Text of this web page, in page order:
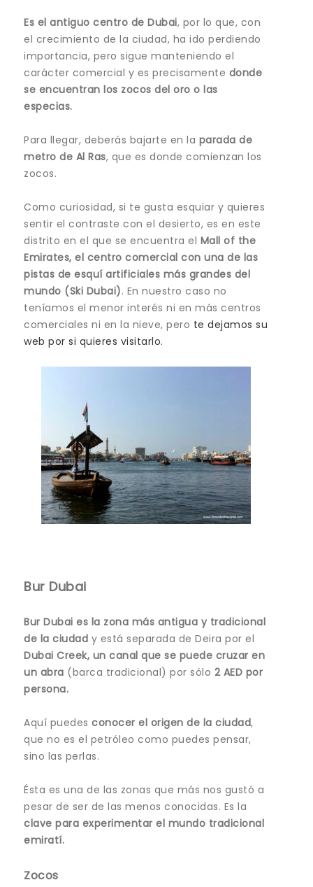
Es el antiguo centro de Dubai, por lo que, con
el crecimiento de la ciudad, ha ido perdiendo
importancia, pero sigue manteniendo el
carácter comercial y es precisamente donde
se encuentran los zocos del oro o las
especias.
Para llegar, deberás bajarte en la parada de
metro de Al Ras, que es donde comienzan los
zocos.
Como curiosidad, si te gusta esquiar y quieres
sentir el contraste con el desierto, es en este
distrito en el que se encuentra el Mall of the
Emirates, el centro comercial con una de las
pistas de esquí artificiales más grandes del
mundo (Ski Dubai). En nuestro caso no
teníamos el menor interés ni en más centros
comerciales ni en la nieve, pero te dejamos su
web por si quieres visitarlo.
Bur Dubai
Bur Dubai es la zona más antigua y tradicional
de la ciudad y está separada de Deira por el
Dubai Creek, un canal que se puede cruzar en
un abra (barca tradicional) por sólo 2 AED por
persona.
Aquí puedes conocer el origen de la ciudad,
que no es el petróleo como puedes pensar,
sino las perlas.
Ésta es una de las zonas que más nos gustó a
pesar de ser de las menos conocidas. Es la
clave para experimentar el mundo tradicional
emiratí.
Zocos